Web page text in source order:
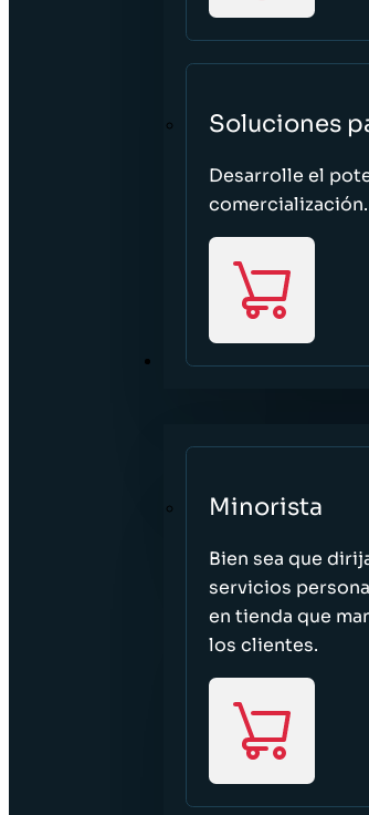
Soluciones
Desarrolle el
SECTORES
Minorista
Bien sea que
servicios
en tienda que
los clientes.